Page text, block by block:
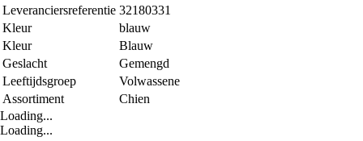
Leveranciersreferentie 32180331
Kleur
blauw
Kleur
Blauw
Geslacht
Gemengd
Leeftijdsgroep
Volwassene
Assortiment
Chien
Loading...
Loading...